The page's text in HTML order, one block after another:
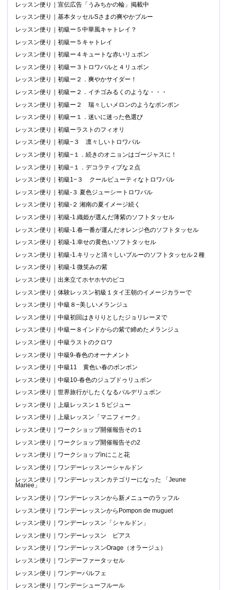
レッスン便り｜宣伝広告「うみちかの輪」掲載中
レッスン便り｜基本タッセルSさまの爽やかブルー
レッスン便り｜初級ー５中華風キャトレイ？
レッスン便り｜初級ー５キャトレイ
レッスン便り｜初級ー４キュートな赤いリュボン
レッスン便り｜初級ー３トロワバルと４リュボン
レッスン便り｜初級ー２．爽やかサイダー！
レッスン便り｜初級ー２．イチゴみるくのような・・・
レッスン便り｜初級ー２ 瑞々しいメロンのようなポンポン
レッスン便り｜初級ー１．迷いに迷った色選び
レッスン便り｜初級ーラストのフィオリ
レッスン便り｜初級−３ 凛々しいトロワバル
レッスン便り｜初級−１．続きのオニョンはゴージャスに！
レッスン便り｜初級−１．デコラティブな２点
レッスン便り｜初級1−３ クールビューティなトロワバル
レッスン便り｜初級-３ 夏色ジューシートロワバル
レッスン便り｜初級-２ 湘南の夏イメージ続く
レッスン便り｜初級-1.織姫が選んだ薄紫のソフトタッセル
レッスン便り｜初級-1.春一番が運んだオレンジ色のソフトタッセル
レッスン便り｜初級-1.幸せの黄色いソフトタッセル
レッスン便り｜初級-1.キリッと清々しいブルーのソフトタッセル２種
レッスン便り｜初級-1 微笑みの紫
レッスン便り｜出来立てホヤホヤのピコ
レッスン便り｜体験レッスン初級１タイ王朝のイメージカラーで
レッスン便り｜中級８−美しいメランジュ
レッスン便り｜中級初回はきりりとしたジョリレーヌで
レッスン便り｜中級ー８インドからの紫で締めたメランジュ
レッスン便り｜中級ラストのクロワ
レッスン便り｜中級9-春色のオーナメント
レッスン便り｜中級11 黄色い春のボンボン
レッスン便り｜中級10-春色のジュプドゥリュボン
レッスン便り｜世界旅行がしたくなるバルデリュボン
レッスン便り｜上級レッスン１５ビジュー
レッスン便り｜上級レッスン「マニフィーク」
レッスン便り｜ワークショップ開催報告その１
レッスン便り｜ワークショップ開催報告その2
レッスン便り｜ワークショップinにこと花
レッスン便り｜ワンデーレッスンーシャルドン
レッスン便り｜ワンデーレッスンカテゴリーになった 「Jeune
Mariee」
レッスン便り｜ワンデーレッスンから新メニューのラッフル
レッスン便り｜ワンデーレッスンからPompon de muguet
レッスン便り｜ワンデーレッスン「シャルドン」
レッスン便り｜ワンデーレッスン ピアス
レッスン便り｜ワンデーレッスンOrage（オラージュ）
レッスン便り｜ワンデーファータッセル
レッスン便り｜ワンデーパルフェ
レッスン便り｜ワンデーシューフルール